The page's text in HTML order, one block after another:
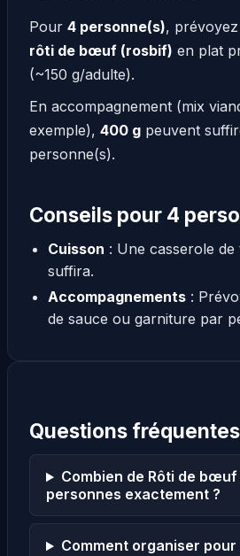
Pour 4 personne(s),
rôti de bœuf (rosbif) en plat
(~150 g/adulte).
En accompagnement (mix
exemple), 400 g peuvent
personne(s).
Conseils pour 4
Cuisson : Une casserole de
suffira.
Accompagnements:
de sauce ou garniture par
Questions fréquentes
Combien de Rôti de
personnes exactement ?
Comment organiser